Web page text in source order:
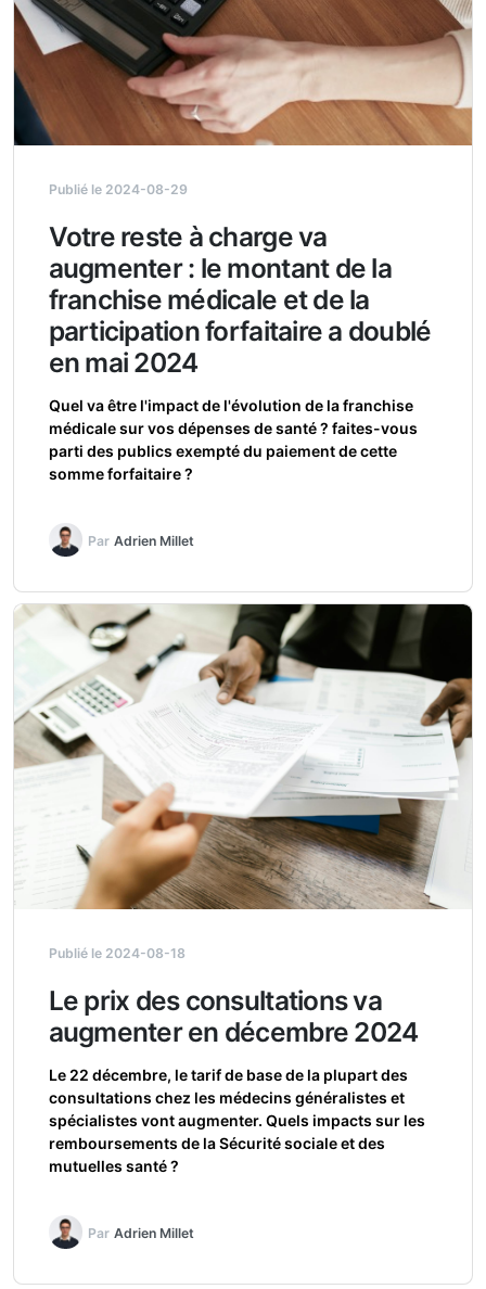
Publié le 2024-08-29
Votre reste à charge va
augmenter : le montant de la
franchise médicale et de la
participation forfaitaire a doublé
en mai 2024
Quel va être l'impact de l'évolution de la franchise
médicale sur vos dépenses de santé ? faites-vous
parti des publics exempté du paiement de cette
somme forfaitaire ?
Par Adrien Millet
Publié le 2024-08-18
Le prix des consultations va
augmenter en décembre 2024
Le 22 décembre, le tarif de base de la plupart des
consultations chez les médecins généralistes et
spécialistes vont augmenter. Quels impacts sur les
remboursements de la Sécurité sociale et des
mutuelles santé ?
Par Adrien Millet